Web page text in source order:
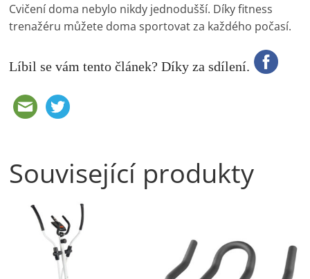
Cvičení doma nebylo nikdy jednodušší. Díky fitness
trenažéru můžete doma sportovat za každého počasí.
Líbil se vám tento článek? Díky za sdílení.
Související produkty